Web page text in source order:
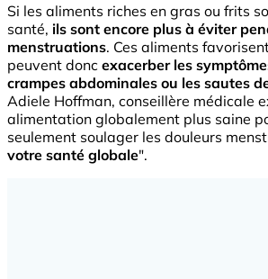
Si les aliments riches en gras ou frits
santé, ils sont encore plus à éviter
menstruations. Ces aliments
peuvent donc exacerber les
crampes abdominales ou les sautes
Adiele Hoffman, conseillère médicale
alimentation globalement plus saine
seulement soulager les douleurs
votre santé globale".